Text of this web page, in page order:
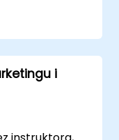
AI.
przez AI z
kampanie
w celu
i